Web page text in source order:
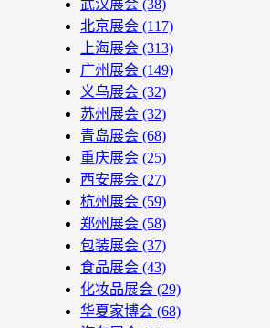
武汉展会 (38)
北京展会 (117)
上海展会 (313)
广州展会 (149)
义乌展会 (32)
苏州展会 (32)
青岛展会 (68)
重庆展会 (25)
西安展会 (27)
杭州展会 (59)
郑州展会 (58)
包装展会 (37)
食品展会 (43)
化妆品展会 (29)
华夏家博会 (68)